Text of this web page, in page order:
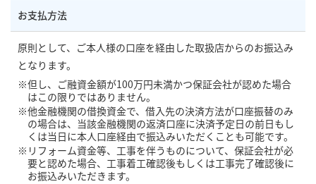
お支払方法
原則として、ご本人様の口座を経由した取扱店からのお振込み
となります。
但し、ご融資金額が100万円未満かつ保証会社が認めた場合
はこの限りではありません。
他金融機関の借換資金で、借入先の決済方法が口座振替のみ
の場合は、当該金融機関の返済口座に決済予定日の前日もし
くは当日に本人口座経由で振込みいただくことも可能です。
リフォーム資金等、工事を伴うものについて、保証会社が必
要と認めた場合、工事着工確認後もしくは工事完了確認後に
お振込みいただきます。